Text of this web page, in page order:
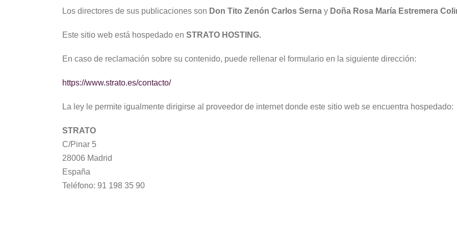
Los directores de sus publicaciones son Don Tito Zenón Carlos Serna y Doña Rosa María Estremera
Este sitio web está hospedado en STRATO HOSTING.
En caso de reclamación sobre su contenido, puede rellenar el formulario en la siguiente dirección:
https://www.strato.es/contacto/
La ley le permite igualmente dirigirse al proveedor de internet donde este sitio web se encuentra hospedado:
STRATO
C/Pinar 5
28006 Madrid
España
Teléfono: 91 198 35 90